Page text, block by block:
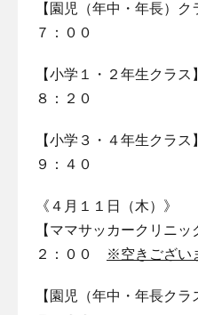
【園児（年中・年長）
７：００
【小学１・２年生ク
８：２０
【小学３・４年生ク
９：４０
《４月１１日（木）》
【ママサッカークリニ
２：００
※空きござい
【園児（年中・年長ク